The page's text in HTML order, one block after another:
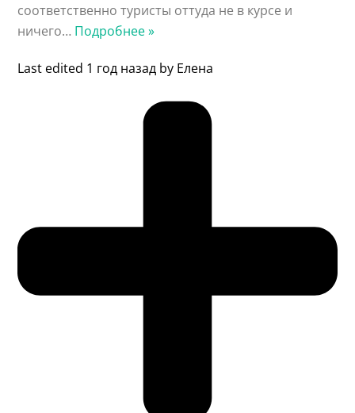
соответственно туристы оттуда не в курсе и
ничего… Подробнее »
Last edited 1 год назад by Елена